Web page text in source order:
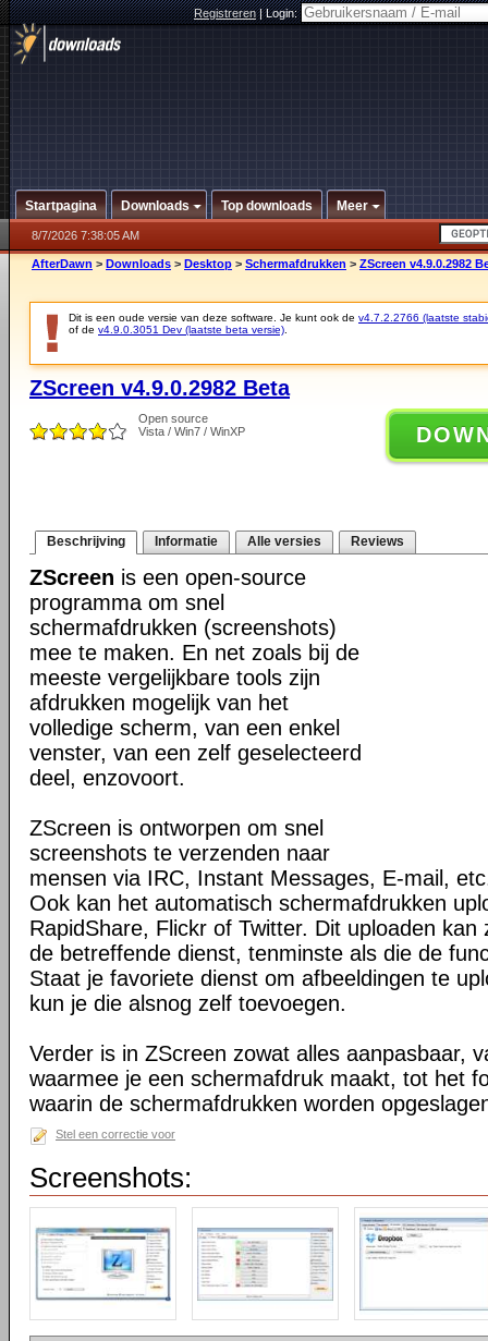
Registreren|Login:
Startpagina Downloads Top downloads Meer
8/7/2026 7:38:05 AM
AfterDawn > Downloads > Desktop > Schermafdrukken > ZScreen v4.9.0.2982
Dit is een oude versie van deze software. Je kunt ook de v4.7.2.2766 (laatste
of de v4.9.0.3051 Dev (laatste beta versie)
ZScreen v4.9.0.2982 Beta
Open source
Vista / Win7 / WinXP
Beschrijving Informatie Alle versies Reviews
ZScreen is een open-source
programma om snel
schermafdrukken (screenshots)
mee te maken. En net zoals bij de
meeste vergelijkbare tools zijn
afdrukken mogelijk van het
volledige scherm, van een enkel
venster, van een zelf geselecteerd
deel, enzovoort.
ZScreen is ontworpen om snel
screenshots te verzenden naar
mensen via IRC, Instant Messages, E-mail,
Ook kan het automatisch schermafdrukken
RapidShare, Flickr of Twitter. Dit uploaden
de betreffende dienst, tenminste als die de
Staat je favoriete dienst om afbeeldingen te
kun je die alsnog zelf toevoegen.
Verder is in ZScreen zowat alles aanpasbaar,
waarmee je een schermafdruk maakt, tot het
waarin de schermafdrukken worden
Stel een correctie voor
Screenshots: